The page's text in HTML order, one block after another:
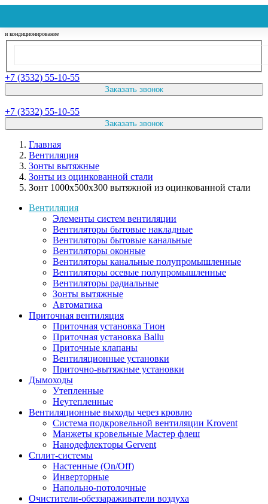
и кондиционирование
+7 (3532) 55-10-55
Заказать звонок
+7 (3532) 55-10-55
Заказать звонок
Главная
Вентиляция
Зонты вытяжные
Зонты из оцинкованной стали
Зонт 1000х500х300 вытяжной из оцинкованной стали
Вентиляция
Элементы систем вентиляции
Вентиляторы бытовые накладные
Вентиляторы бытовые канальные
Вентиляторы оконные
Вентиляторы канальные полупромышленные
Вентиляторы осевые полупромышленные
Вентиляторы радиальные
Зонты вытяжные
Автоматика
Приточная вентиляция
Приточная установка Тион
Приточная установка Ballu
Приточные клапаны
Вентиляционные установки
Приточно-вытяжные установки
Дымоходы
Утепленные
Неутепленные
Вентиляционные выходы через кровлю
Система подкровельной вентиляции Krovent
Манжеты кровельные Мастер флеш
Нанодефлекторы Gervent
Сплит-системы
Настенные (On/Off)
Инверторные
Напольно-потолочные
Очистители-обеззараживатели воздуха